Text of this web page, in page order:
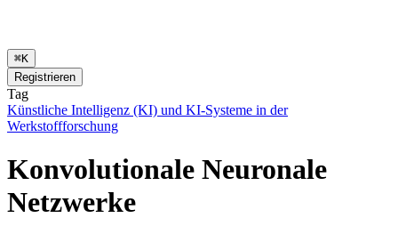
⌘K
Registrieren
Tag
Künstliche Intelligenz (KI) und KI-Systeme in der
Werkstoffforschung
Konvolutionale Neuronale
Netzwerke